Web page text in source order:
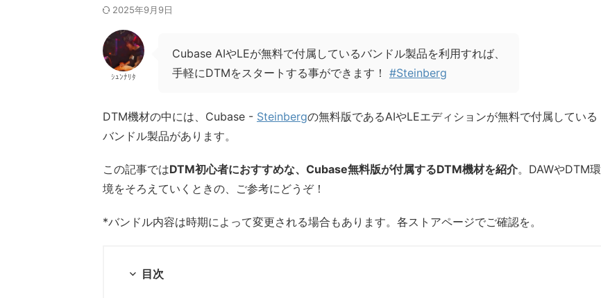
2025年9月9日
ｼｭﾝﾅﾘﾀ
Cubase AIやLEが無料で付属しているバンドル製品を利用すれば、
手軽にDTMをスタートする事ができます！ #Steinberg
DTM機材の中には、Cubase - Steinbergの無料版であるAIやLEエディションが無料で付属している
バンドル製品があります。
この記事ではDTM初心者におすすめな、Cubase無料版が付属するDTM機材を紹介。DAWやDTM環
境をそろえていくときの、ご参考にどうぞ！
*バンドル内容は時期によって変更される場合もあります。各ストアページでご確認を。
目次